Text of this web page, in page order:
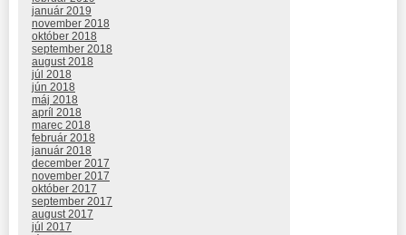
január 2019
november 2018
október 2018
september 2018
august 2018
júl 2018
jún 2018
máj 2018
apríl 2018
marec 2018
február 2018
január 2018
december 2017
november 2017
október 2017
september 2017
august 2017
júl 2017